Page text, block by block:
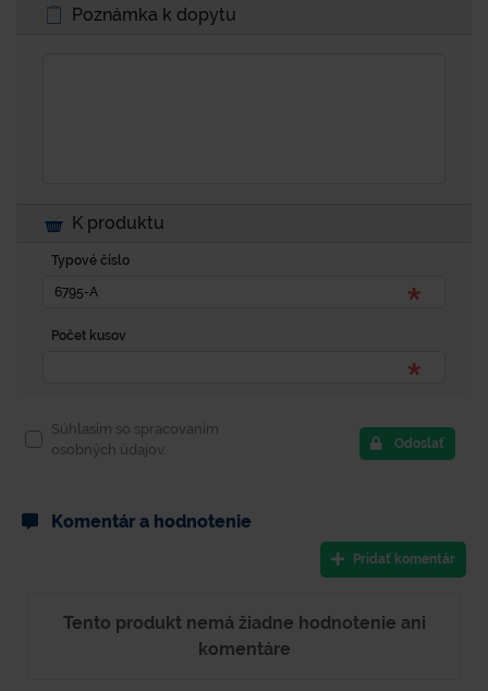
Poznámka k dopytu
K produktu
Typové číslo
Počet kusov
Súhlasím so spracovaním
osobných údajov.
Odoslať
Komentár a hodnotenie
Pridať komentár
Tento produkt nemá žiadne hodnotenie ani
komentáre